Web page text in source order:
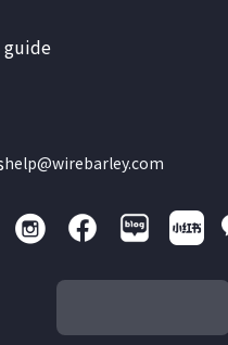
help@wirebarley.com